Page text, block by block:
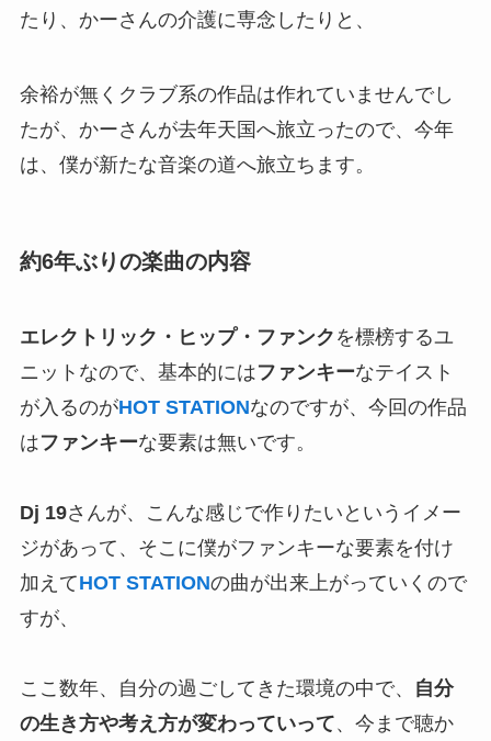
たり、かーさんの介護に専念したりと、
余裕が無くクラブ系の作品は作れていませんでし
たが、かーさんが去年天国へ旅立ったので、今年
は、僕が新たな音楽の道へ旅立ちます。
約6年ぶりの楽曲の内容
エレクトリック・ヒップ・ファンク を標榜するユ
ニットなので、基本的にはファンキーなテイスト
が入るのがHOT STATIONなのですが、今回の作品
はファンキーな要素は無いです。
Dj 19さんが、こんな感じで作りたいというイメー
ジがあって、そこに僕がファンキーな要素を付け
加えてHOT STATIONの曲が出来上がっていくので
すが、
ここ数年、自分の過ごしてきた環境の中で、
自分
の生き方や考え方が変わっていって、今まで聴か